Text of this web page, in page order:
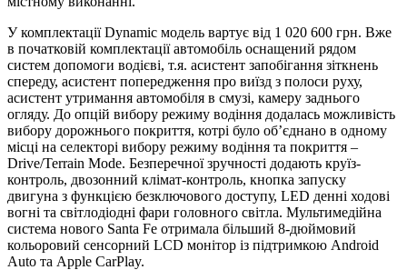
У комплектації Dynamic модель вартує від 1 020 600 грн. Вже
в початковій комплектації автомобіль оснащений рядом
систем допомоги водієві, т.я. асистент запобігання зіткнень
спереду, асистент попередження про виїзд з полоси руху,
асистент утримання автомобіля в смузі, камеру заднього
огляду. До опцій вибору режиму водіння додалась можливість
вибору дорожнього покриття, котрі було об’єднано в одному
місці на селекторі вибору режиму водіння та покриття –
Drive/Terrain Mode. Безперечної зручності додають круїз-
контроль, двозонний клімат-контроль, кнопка запуску
двигуна з функцією безключового доступу, LED денні ходові
вогні та світлодіодні фари головного світла. Мультимедійна
система нового Santa Fe отримала більший 8-дюймовий
кольоровий сенсорний LCD монітор із підтримкою Android
Auto та Apple CarPlay.